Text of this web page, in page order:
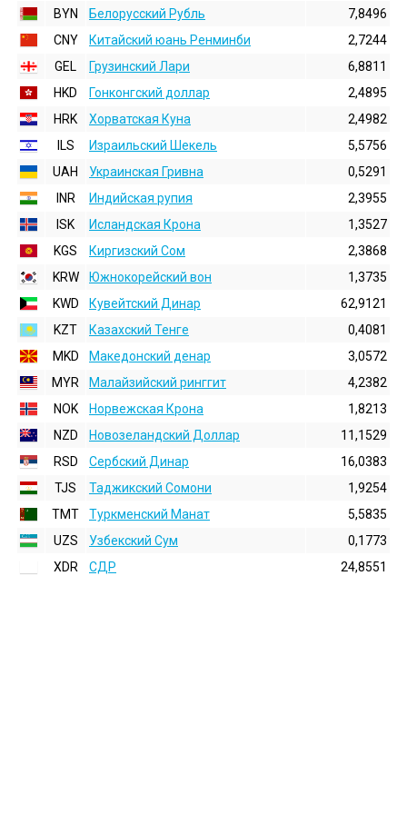
BYN Белорусский Рубль
7,8496
CNY
Китайский юань Ренминби
2,7244
GEL
Грузинский Лари
6,8811
HKD
Гонконгский доллаp
2,4895
HRK
Хорватская Куна
2,4982
ILS
Израильский Шекель
5,5756
UAH
Украинская Гривна
0,5291
INR
Индийская pупия
2,3955
ISK
Исландская Крона
1,3527
KGS
Киргизский Сом
2,3868
KRW
Южнокорейский вон
1,3735
KWD
Кувейтский Динар
62,9121
KZT
Казахский Тенге
0,4081
MKD
Македонский денар
3,0572
MYR
Малайзийский ринггит
4,2382
NOK
Норвежская Крона
1,8213
NZD
Новозеландский Доллар
11,1529
RSD
Сербский Динар
16,0383
TJS
Таджикский Сомони
1,9254
TMT
Туркменский Манат
5,5835
UZS
Узбекский Сум
0,1773
XDR
СДР 24,8551